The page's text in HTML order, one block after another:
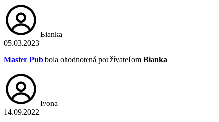
Bianka
05.03.2023
Master Pub bola ohodnotená používateľom Bianka
Ivona
14.09.2022